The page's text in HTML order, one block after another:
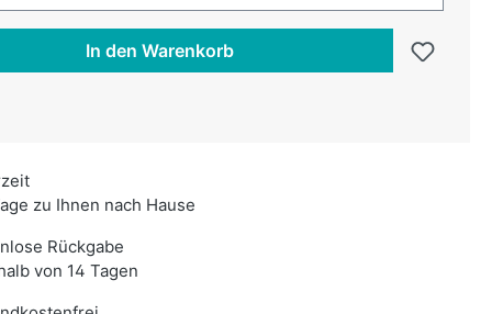
In den Warenkorb
zu Ihnen nach Hause
Rückgabe
von 14 Tagen